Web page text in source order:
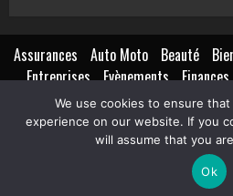
Assurances Auto Moto Beauté
Entreprises Evènements Finances
Création
Marketing Lifestyle
Mariage
Métiers Isolation
Santé Nutrition
Copyright © All rights reserved.|
We use cookies to ensure
experience on our website. If you
will assume that you
Ok